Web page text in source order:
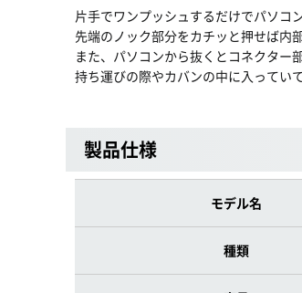
片手でワンプッシュするだけでパソコ
先端のノック部分をカチッと押せば内
また、パソコンから抜くとコネクター
持ち運びの際やカバンの中に入ってい
製品仕様
モデル名
種類